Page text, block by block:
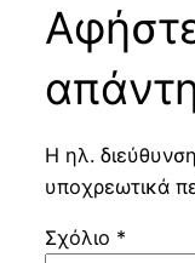
Η ηλ.
υποχρεωτικά
Σχόλιο *